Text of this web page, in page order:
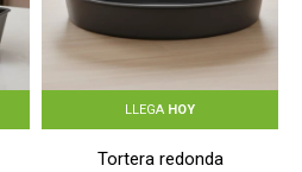
LLEGA HOY
Tortera redonda